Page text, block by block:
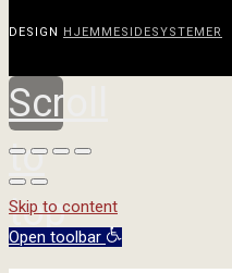
DESIGN HJEMMESIDESYSTEMER
Scroll
to
top
Skip to content
Open toolbar